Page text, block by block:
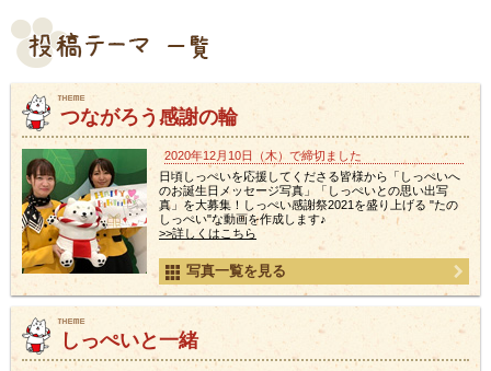
つながろう感謝の輪
2020年12月10日（木）で締切ました
日頃しっぺいを応援してくださる皆様から「しっぺいへ
のお誕生日メッセージ写真」「しっぺいとの思い出写
真」を大募集！しっぺい感謝祭2021を盛り上げる "たの
しっぺい"な動画を作成します♪
>>詳しくはこちら
写真一覧を見る
しっぺいと一緒